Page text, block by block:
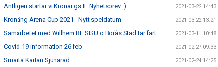
Äntligen startar vi Kronängs IF Nyhetsbrev :) 2021-03-22 14:43
Kronäng Arena Cup 2021 - Nytt speldatum 2021-03-22 13:21
Samarbetet med Willhem RF SISU o Borås Stad tar fart 2021-03-11 10:48
Covid-19 information 26 feb 2021-02-27 09:33
Smarta Kartan Sjuhärad 2021-02-24 14:25